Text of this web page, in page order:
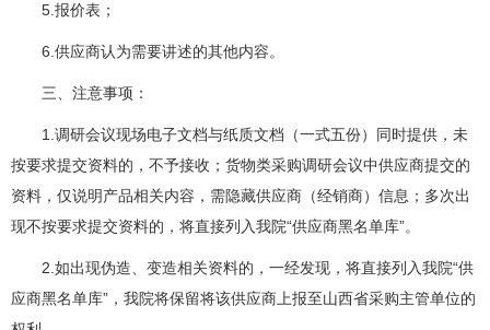
5.报价表；
6.供应商认为需要讲述的其他内容。
三、注意事项：
1.调研会议现场电子文档与纸质文档（一式五份）同时提供，未
按要求提交资料的，不予接收；货物类采购调研会议中供应商提交的
资料，仅说明产品相关内容，需隐藏供应商（经销商）信息；多次出
现不按要求提交资料的，将直接列入我院“供应商黑名单库”。
2.如出现伪造、变造相关资料的，一经发现，将直接列入我院“供
应商黑名单库”，我院将保留将该供应商上报至山西省采购主管单位的